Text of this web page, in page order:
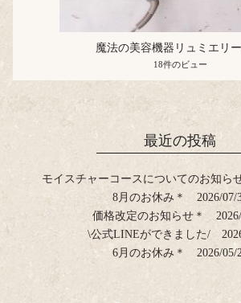
魔法の美容機器リュミエリ
18件のビュー
最近の投稿
モイスチャーコースについてのお知ら
8月のお休み＊
2026/07/
価格改定のお知らせ＊
\公式LINEができました/
6月のお休み＊
2026/05/